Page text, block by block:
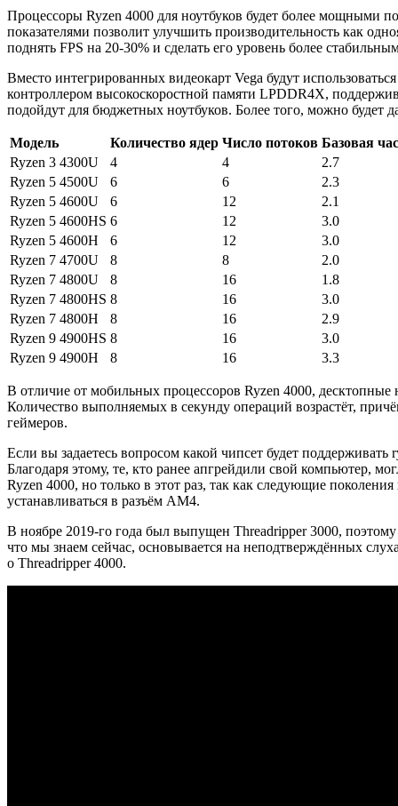
Процессоры Ryzen 4000 для ноутбуков будет более мощными
показателями позволит улучшить производительность как
поднять FPS на 20-30% и сделать его уровень более
Вместо интегрированных видеокарт Vega будут
контроллером высокоскоростной памяти LPDDR4X,
подойдут для бюджетных ноутбуков. Более того, можно
Модель Количество ядер Число потоков Базовая
Ryzen 3 4300U
4 4 2.7
Ryzen 5 4500U
6 6 2.3
Ryzen 5 4600U
6 12 2.1
Ryzen 5 4600HS 6 12 3.0
Ryzen 5 4600H
6 12 3.0
Ryzen 7 4700U
8 8 2.0
Ryzen 7 4800U
8 16 1.8
Ryzen 7 4800HS 8 16 3.0
Ryzen 7 4800H
8 16 2.9
Ryzen 9 4900HS 8 16 3.0
Ryzen 9 4900H
8 16 3.3
В отличие от мобильных процессоров Ryzen 4000,
Количество выполняемых в секунду операций возрастёт,
геймеров.
Если вы задаетесь вопросом какой чипсет будет
Благодаря этому, те, кто ранее апгрейдили свой компьютер,
Ryzen 4000, но только в этот раз, так как следующие
устанавливаться в разъём AM4.
В ноябре 2019-го года был выпущен Threadripper 3000,
что мы знаем сейчас, основывается на неподтверждённых
о Threadripper 4000.